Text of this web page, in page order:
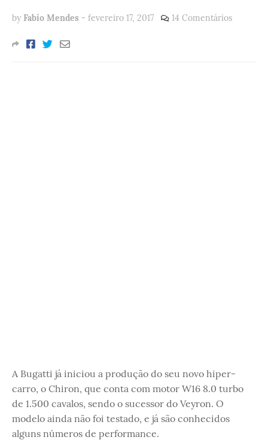
by Fabio Mendes - fevereiro 17, 2017 14 Comentários
A Bugatti já iniciou a produção do seu novo hiper-
carro, o Chiron, que conta com motor W16 8.0 turbo
de 1.500 cavalos, sendo o sucessor do Veyron. O
modelo ainda não foi testado, e já são conhecidos
alguns números de performance.